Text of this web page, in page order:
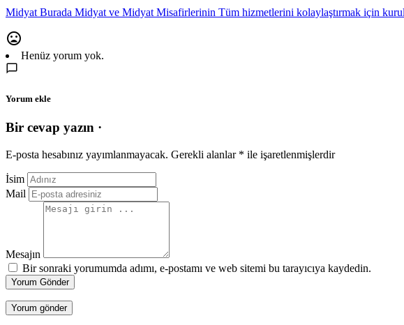
Midyat Burada Midyat ve Midyat Misafirlerinin Tüm hizmetlerini kolaylaştırmak için
Henüz yorum yok.
Yorum ekle
Bir cevap yazın ·
E-posta hesabınız yayımlanmayacak. Gerekli alanlar * ile işaretlenmişlerdir
İsim
Mail
Mesajın
Bir sonraki yorumumda adımı, e-postamı ve web sitemi bu tarayıcıya kaydedin.
Yorum Gönder